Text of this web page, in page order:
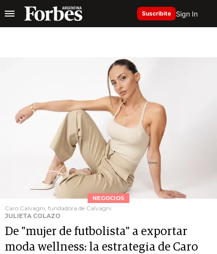
Suscribite Sign In
NEGOCIOS
Caro Calvagni, fundadora de Calvagni
JULIETA COLAZO
De "mujer de futbolista" a exportar
moda wellness: la estrategia de Caro